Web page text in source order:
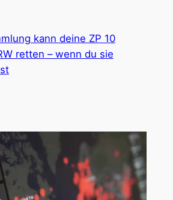
kann deine ZP 10
retten – wenn du sie